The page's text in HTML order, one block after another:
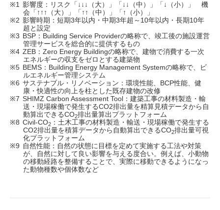
影響度：リスク「↓↓↓（大）」「↓↓（中）」「↓（小）」 機
会「↑↑↑（大）」「↑↑（中）」「↑（小）」
影響時期：短期3年以内・中期3年超～10年以内・長期10年
超と設定
BSP：Building Service Providerの略称で、竣工後の施設運営
管理サービスを総合的に提供するもの
ZEB：Zero Energy Buildingの略称で、建物で消費する一次
エネルギーの収支をゼロとする建築物
BEMS：Building Energy Management Systemの略称で、ビ
ルエネルギー管理システム
サステナブル・リノベーション：環境性能、BCP性能、健
康・快適性の向上を柱とした既存建物の改修
SHIMZ Carbon Assessment Tool：建築工事の材料製造・輸
送・現場稼働で発生するCO2排出量を精算見積データから自
動算出できるCO2排出量算出プラットフォーム
Civil-CO2：土木工事の材料製造・輸送・現場稼働で発生する
CO2排出量を積算データから自動算出できるCO2排出量可視
化プラットフォーム
自然性能：自然の状態に目標を定めて実施する工法や対策
が、自然に対して良い影響を与える度合い。例えば、小動物
の移動経路を整備することで、実際に移動できるようになっ
た動物種数や個体数など